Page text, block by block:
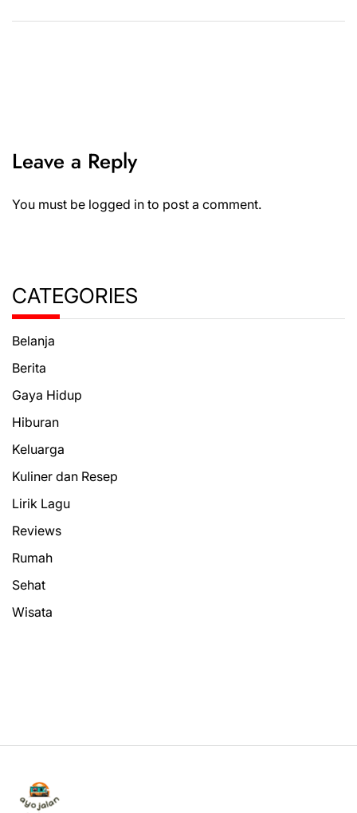
Leave a Reply
You must be logged in to post a comment.
CATEGORIES
Belanja
Berita
Gaya Hidup
Hiburan
Keluarga
Kuliner dan Resep
Lirik Lagu
Reviews
Rumah
Sehat
Wisata